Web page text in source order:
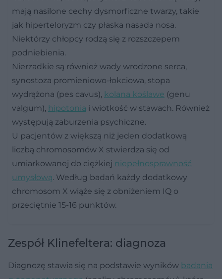
mają nasilone cechy dysmorficzne twarzy, takie
jak hiperteloryzm czy płaska nasada nosa.
Niektórzy chłopcy rodzą się z rozszczepem
podniebienia.
Nierzadkie są również wady wrodzone serca,
synostoza promieniowo-łokciowa, stopa
wydrążona (pes cavus), kolana koślawe (genu
valgum), hipotonia i wiotkość w stawach. Również
występują zaburzenia psychiczne.
U pacjentów z większą niż jeden dodatkową
liczbą chromosomów X stwierdza się od
umiarkowanej do ciężkiej niepełnosprawność
umysłową. Według badań każdy dodatkowy
chromosom X wiąże się z obniżeniem IQ o
przeciętnie 15-16 punktów.
Zespół Klinefeltera: diagnoza
Diagnozę stawia się na podstawie wyników badania